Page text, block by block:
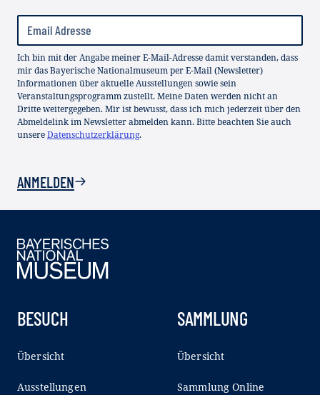
Ich bin mit der Angabe meiner E-Mail-Adresse damit verstanden, dass
mir das Bayerische Nationalmuseum per E-Mail (Newsletter)
Informationen über aktuelle Ausstellungen sowie sein
Veranstaltungsprogramm zustellt. Meine Daten werden nicht an
Dritte weitergegeben. Mir ist bewusst, dass ich mich jederzeit über den
Abmeldelink im Newsletter abmelden kann. Bitte beachten Sie auch
unsereDatenschutzerklärung.
ANMELDEN
BESUCH
Übersicht
Ausstellungen
SAMMLUNG
Übersicht
Sammlung Online